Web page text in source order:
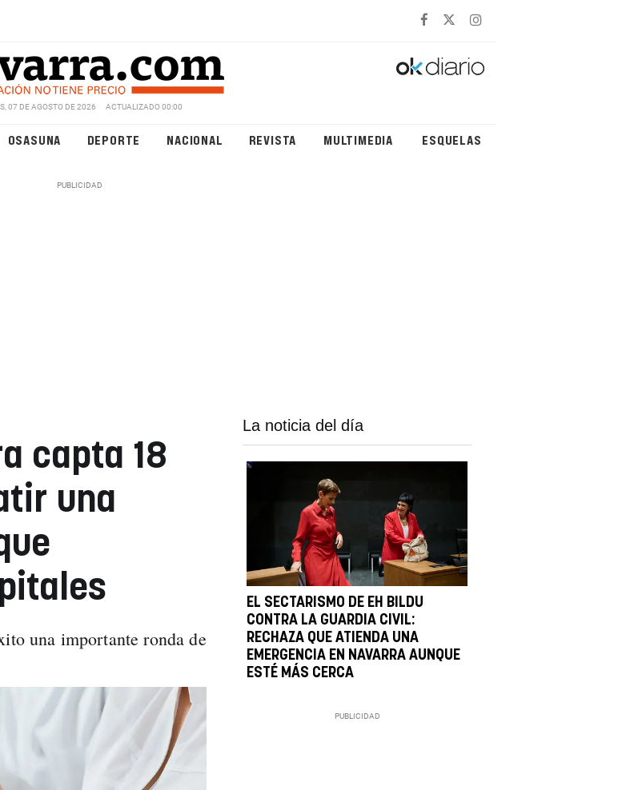
07 DE AGOSTO DE 2026 ACTUALIZADO 00:00
OSASUNA DEPORTE NACIONAL REVISTA MULTIMEDIA ESQUELAS
capta 18
una
una importante ronda de
La noticia del día
EL SECTARISMO DE EH BILDU
CONTRA LA GUARDIA CIVIL:
RECHAZA QUE ATIENDA UNA
EMERGENCIA EN NAVARRA AUNQUE
ESTÉ MÁS CERCA